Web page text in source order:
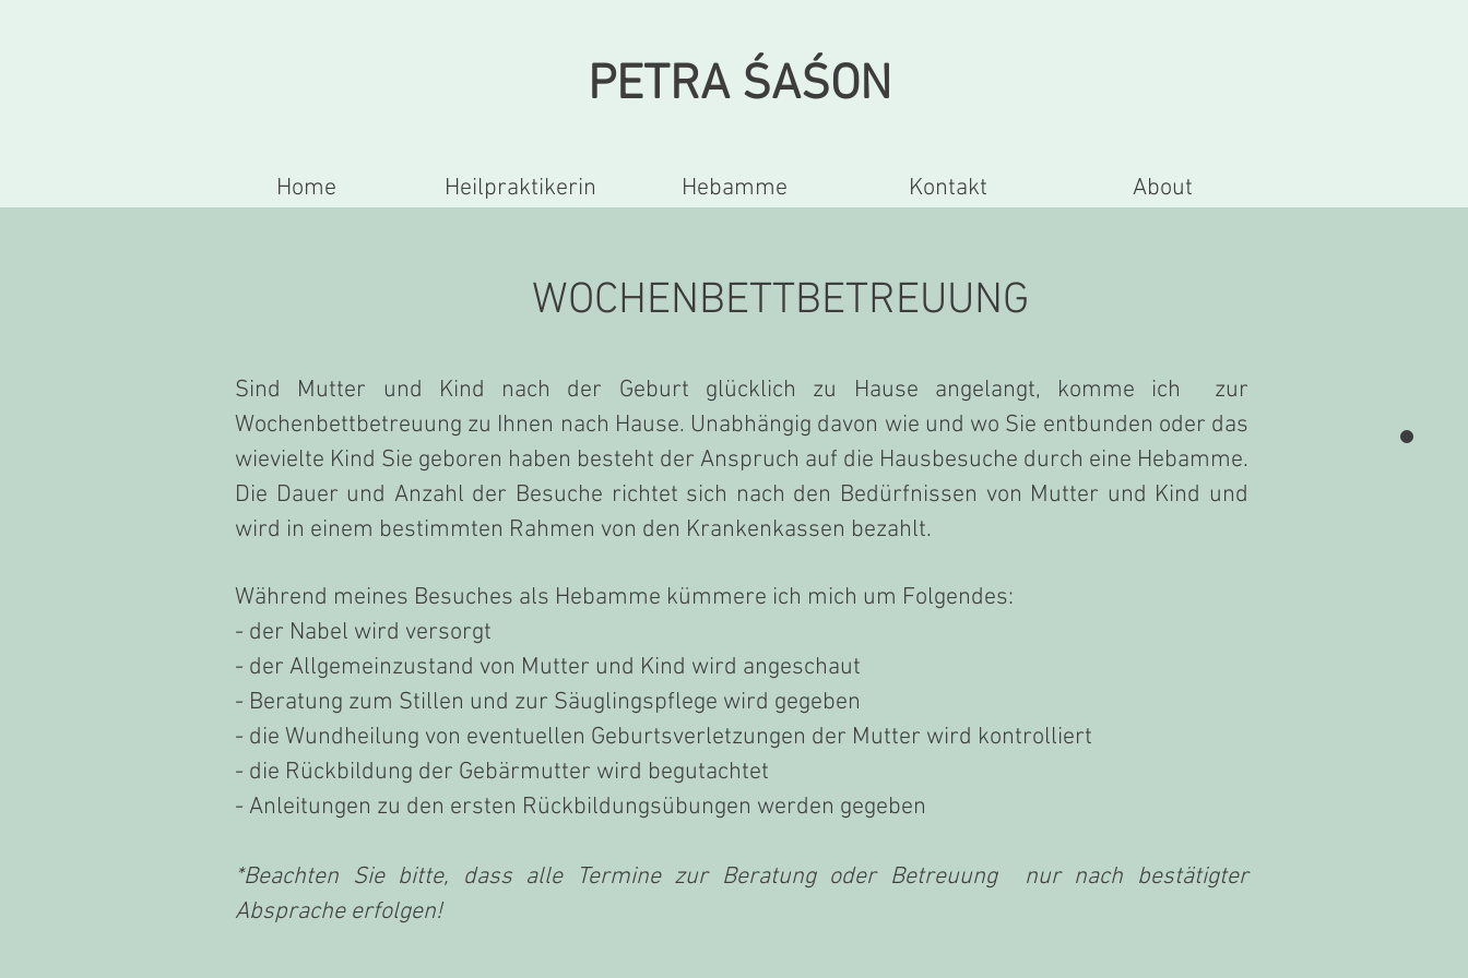
PETRA ŚAŚON
Home Heilpraktikerin Hebamme Kontakt About
WOCHENBETTBETREUUNG
Sind Mutter und Kind nach der Geburt glücklich zu Hause angelangt, komme ich zur
Wochenbettbetreuung zu Ihnen nach Hause. ​Unabhängig davon wie und wo Sie entbunden oder das
wievielte Kind Sie geboren haben besteht der Anspruch auf die Hausbesuche durch eine Hebamme.
Die Dauer und Anzahl der Besuche richtet sich nach den Bedürfnissen von Mutter und Kind und
wird in einem bestimmten Rahmen von den Krankenkassen bezahlt.
Während meines Besuches als Hebamme kümmere ich mich um Folgendes:
- der Nabel wird versorgt
- der Allgemeinzustand von Mutter und Kind wird angeschaut
- Beratung zum Stillen und zur Säuglingspflege wird gegeben
- die Wundheilung von eventuellen Geburtsverletzungen der Mutter wird kontrolliert
- die Rückbildung der Gebärmutter wird begutachtet
- Anleitungen zu den ersten Rückbildungsübungen werden gegeben
*Beachten Sie bitte, dass alle Termine zur Beratung oder Betreuung nur nach bestätigter
Absprache erfolgen!